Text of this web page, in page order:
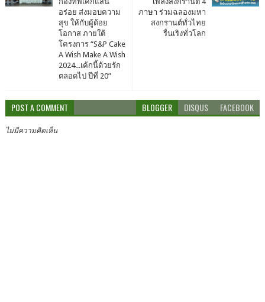
ภาษา ร่วมฉลองมหา
สงกรานต์ทั่วไทย
รื่นเริงทั่วโลก
อร่อย ส่งมอบความ
สุข ให้กับผู้ด้อย
โอกาส​ ภายใต้
โครงการ “S&P Cake
A Wish Make A Wish
2024...เค้กนี้ด้วยรัก
ตลอดไป ปีที่ 20”
POST A COMMENT BLOGGER DISQUS FACEBOOK
ไม่มีความคิดเห็น